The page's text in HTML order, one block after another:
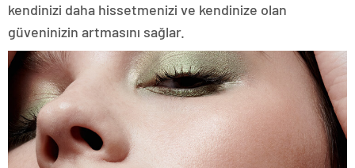
kendinizi daha hissetmenizi ve kendinize olan
güveninizin artmasını sağlar.